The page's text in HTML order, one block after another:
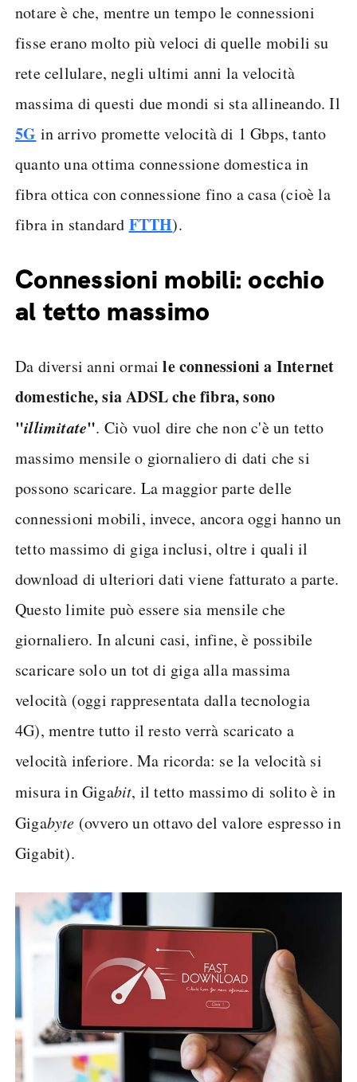
notare è che, mentre un tempo le connessioni
fisse erano molto più veloci di quelle mobili su
rete cellulare, negli ultimi anni la velocità
massima di questi due mondi si sta allineando. Il
5G in arrivo promette velocità di 1 Gbps, tanto
quanto una ottima connessione domestica in
fibra ottica con connessione fino a casa (cioè la
fibra in standard FTTH).
Connessioni mobili: occhio
al tetto massimo
Da diversi anni ormaile connessioni a Internet
domestiche, sia ADSL che fibra, sono
"illimitate". Ciò vuol dire che non c'è un tetto
massimo mensile o giornaliero di dati che si
possono scaricare. La maggior parte delle
connessioni mobili, invece, ancora oggi hanno un
tetto massimo di giga inclusi, oltre i quali il
download di ulteriori dati viene fatturato a parte.
Questo limite può essere sia mensile che
giornaliero. In alcuni casi, infine, è possibile
scaricare solo un tot di giga alla massima
velocità (oggi rappresentata dalla tecnologia
4G), mentre tutto il resto verrà scaricato a
velocità inferiore. Ma ricorda: se la velocità si
misura in Gigabit, il tetto massimo di solito è in
Gigabyte (ovvero un ottavo del valore espresso in
Gigabit).